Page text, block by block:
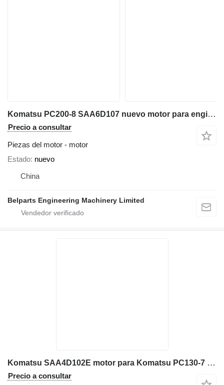
Komatsu PC200-8 SAA6D107 nuevo motor para engine assy excavadora
Precio a consultar
Piezas del motor - motor
Estado nuevo
China
Belparts Engineering Machinery Limited
Komatsu SAA4D102E motor para Komatsu PC130-7 PC120LC-6 PC138US PC160LC-7 PW130-7 PW160-7 excavadora
Precio a consultar